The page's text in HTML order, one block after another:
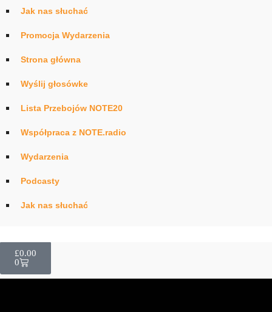
Jak nas słuchać
Promocja Wydarzenia
Strona główna
Wyślij głosówke
Lista Przebojów NOTE20
Współpraca z NOTE.radio
Wydarzenia
Podcasty
Jak nas słuchać
£0.00
0